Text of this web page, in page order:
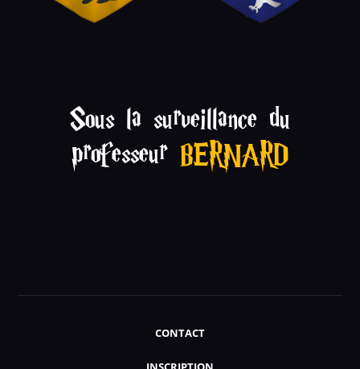
Sous la surveillance du
professeur BERNARD
CONTACT